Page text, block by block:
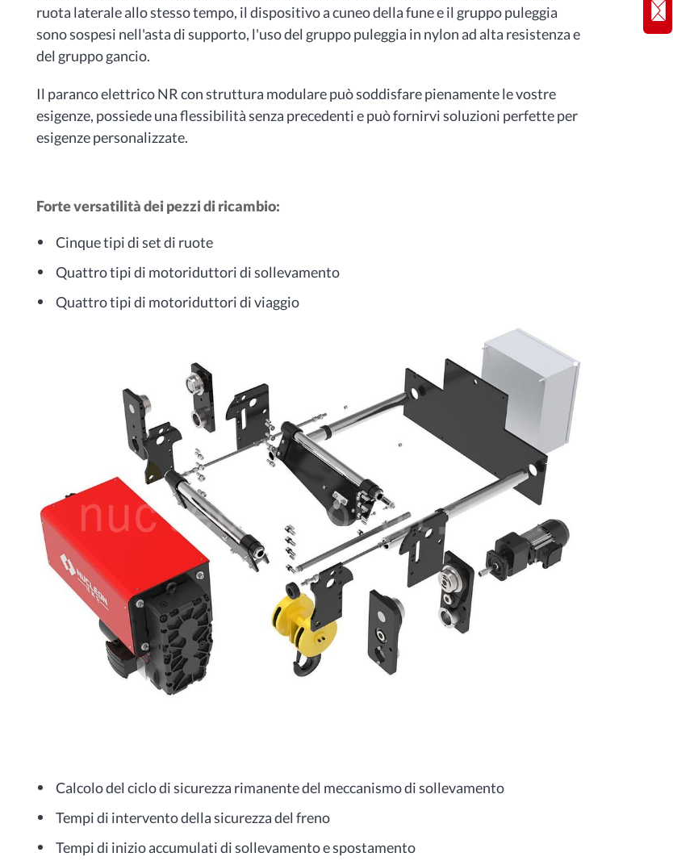
ruota laterale allo stesso tempo, il dispositivo a cuneo della fune e il gruppo puleggia
sono sospesi nell'asta di supporto, l'uso del gruppo puleggia in nylon ad alta resistenza e
del gruppo gancio.
Il paranco elettrico NR con struttura modulare può soddisfare pienamente le vostre
esigenze, possiede una flessibilità senza precedenti e può fornirvi soluzioni perfette per
esigenze personalizzate.
Forte versatilità dei pezzi di ricambio:
Cinque tipi di set di ruote
Quattro tipi di motoriduttori di sollevamento
Quattro tipi di motoriduttori di viaggio
Calcolo del ciclo di sicurezza rimanente del meccanismo di sollevamento
Tempi di intervento della sicurezza del freno
Tempi di inizio accumulati di sollevamento e spostamento